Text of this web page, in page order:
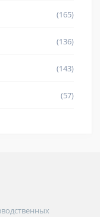
(165)
(136)
(143)
(57)